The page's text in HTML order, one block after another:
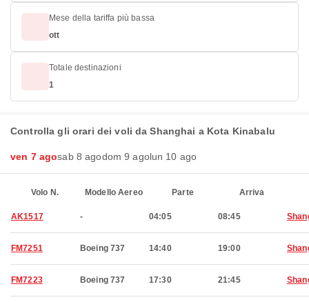
Mese della tariffa più bassa
ott
Totale destinazioni
1
Controlla gli orari dei voli da Shanghai a Kota Kinabalu
ven 7 agosab 8 agodom 9 agolun 10 ago
Volo N. Modello Aereo Parte Arriva
AK1517 - 04:05 08:45
FM7251 Boeing 737 14:40 19:00
FM7223 Boeing 737 17:30 21:45